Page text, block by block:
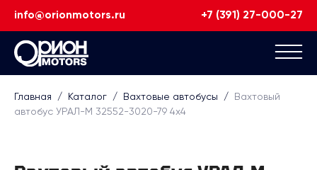
info@orionmotors.ru +7 (391) 27-000-27
Главная / Каталог / Вахтовые автобусы / Вахтовый
автобус УРАЛ-М 32552-3020-79 4x4